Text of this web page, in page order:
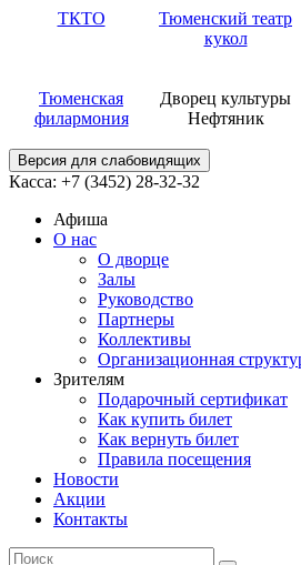
ТКТО
Тюменский театр
кукол
Тюменская
филармония
Дворец культуры
Нефтяник
Версия для слабовидящих
Касса: +7 (3452) 28-32-32
Афиша
О нас
О дворце
Залы
Руководство
Партнеры
Коллективы
Организационная
Зрителям
Подарочный сертификат
Как купить билет
Как вернуть билет
Правила посещения
Новости
Акции
Контакты